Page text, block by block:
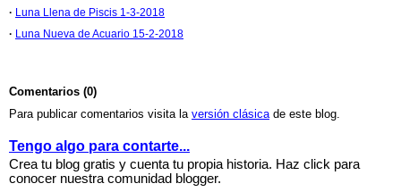
· Luna Llena de Piscis 1-3-2018
· Luna Nueva de Acuario 15-2-2018
Comentarios (0)
Para publicar comentarios visita la versión clásicade este blog.
Tengo algo para contarte...
Crea tu blog gratis y cuenta tu propia historia. Haz click para
conocer nuestra comunidad blogger.